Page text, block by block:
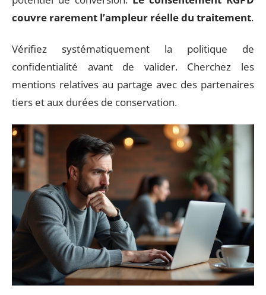
couvre rarement l’ampleur réelle du traitement.
Vérifiez systématiquement la politique de
confidentialité avant de valider. Cherchez les
mentions relatives au partage avec des partenaires
tiers et aux durées de conservation.